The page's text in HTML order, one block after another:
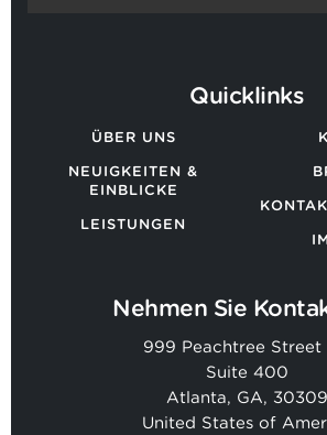
Quicklinks
ÜBER UNS
NEUIGKEITEN &
EINBLICKE
LEISTUNGEN
Nehmen Sie
999 Peachtree Street
Suite 400
Atlanta, GA, 30309
United States of